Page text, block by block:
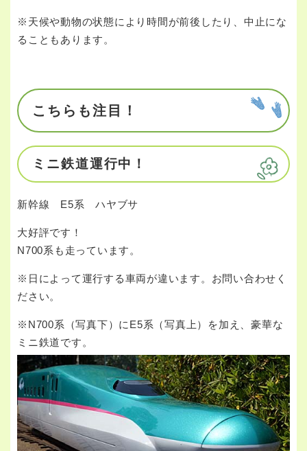
​※天候や動物の状態により時間が前後したり、中止にな
ることもあります。
こちらも注目！
ミニ鉄道運行中！
新幹線 E5系 ハヤブサ
大好評です！
N700系も走っています。
※日によって運行する車両が違います。お問い合わせく
ださい。
※N700系（写真下）にE5系（写真上）を加え、豪華な
ミニ鉄道です。